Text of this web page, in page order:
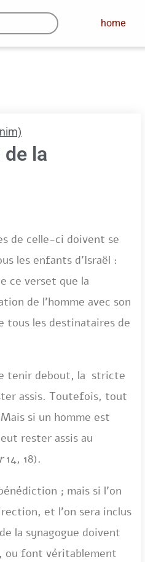
home
la
de celle-ci doivent se
les enfants d’Israël :
ce verset que la
de l’homme avec son
tous les destinataires de
tenir debout, la stricte
assis. Toutefois, tout
si un homme est
rester assis au
14, 18).
; mais si l’on
et l’on sera inclus
la synagogue doivent
ou font véritablement